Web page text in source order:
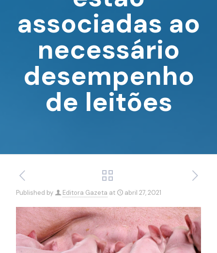
associadas ao
necessário
desempenho
de leitões
Published by Editora Gazeta at abril 27, 2021